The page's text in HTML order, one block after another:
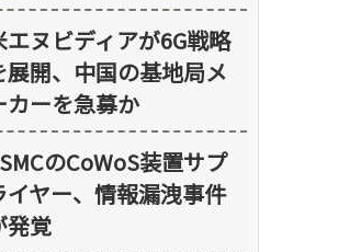
エヌビディアが6G戦略
展開、中国の基地局メ
カーを急募か
のCoWoS装置サプ
イヤー、情報漏洩事件
発覚